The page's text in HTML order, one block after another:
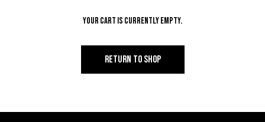
Your cart is currently empty.
RETURN TO SHOP